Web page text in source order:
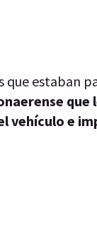
que estaban
que
vehículo e